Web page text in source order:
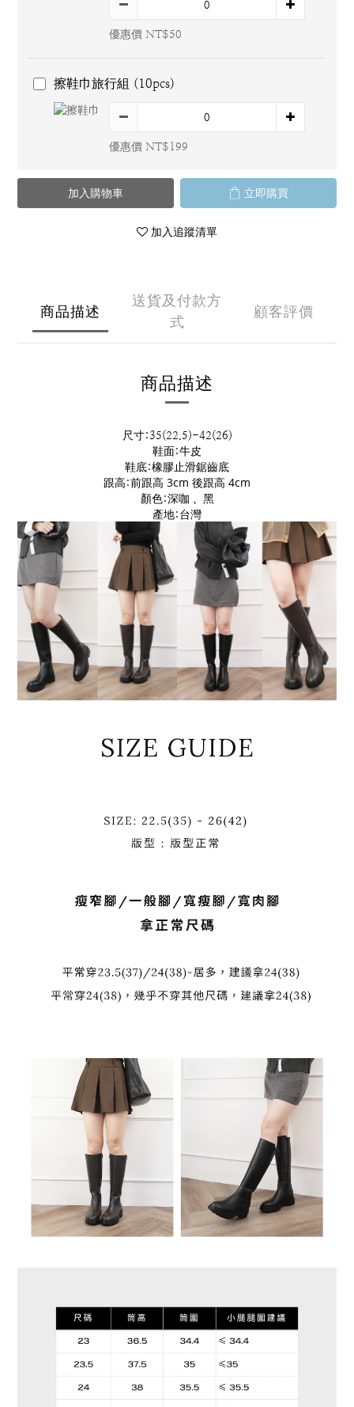
優惠價 NT$50
擦鞋巾旅行組 (10pcs)
優惠價 NT$199
加入購物車 立即購買
加入追蹤清單
商品描述
送貨及付款方
式
顧客評價
商品描述
尺寸:35(22.5)-42(26)
鞋面:牛皮
鞋底:橡膠止滑鋸齒底
跟高:前跟高 3cm 後跟高 4cm
顏色:深咖 、黑
產地:台灣